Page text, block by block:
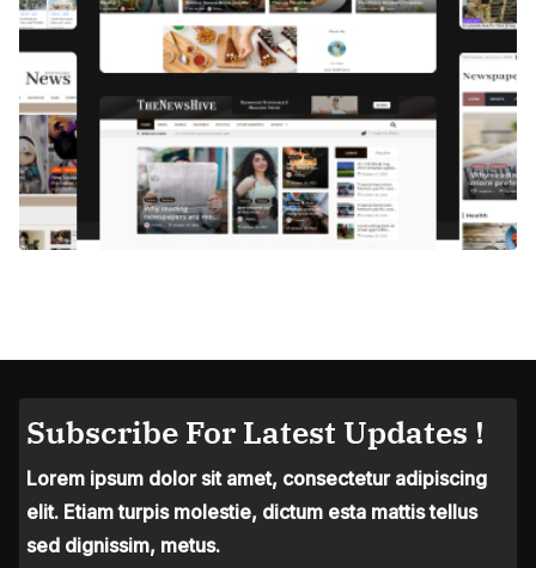
Subscribe For Latest Updates !
Lorem ipsum dolor sit amet, consectetur adipiscing
elit. Etiam turpis molestie, dictum esta mattis tellus
sed dignissim, metus.